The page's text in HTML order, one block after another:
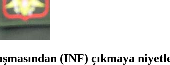
(INF) çıkmaya